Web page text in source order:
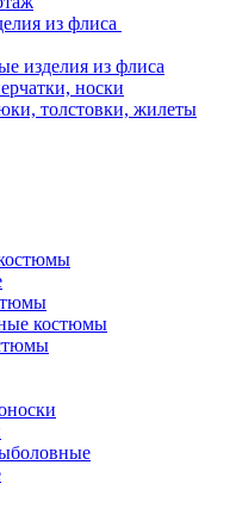
из флиса
изделия из флиса
носки
толстовки, жилеты
костюмы